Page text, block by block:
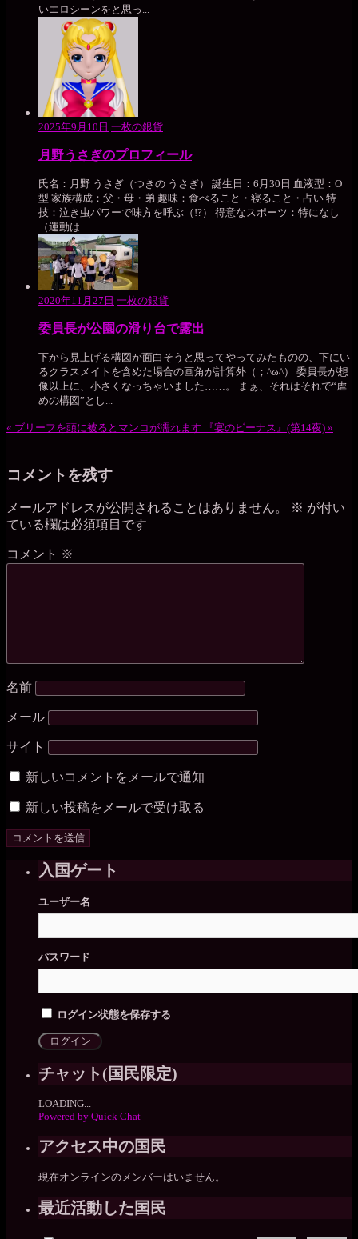
いエロシーンをと思っ...
2025年9月10日 一枚の銀貨
月野うさぎのプロフィール
氏名：月野 うさぎ（つきの うさぎ） 誕生日：6月30日 血液型：O
型 家族構成：父・母・弟 趣味：食べること・寝ること・占い 特
技：泣き虫パワーで味方を呼ぶ（!?） 得意なスポーツ：特になし
（運動は...
2020年11月27日 一枚の銀貨
委員長が公園の滑り台で露出
下から見上げる構図が面白そうと思ってやってみたものの、下にい
るクラスメイトを含めた場合の画角が計算外（；^ω^） 委員長が想
像以上に、小さくなっちゃいました……。 まぁ、それはそれで“虐
めの構図”とし...
« ブリーフを頭に被るとマンコが濡れます 『宴のビーナス』(第14夜) »
コメントを残す
メールアドレスが公開されることはありません。 ※ が付い
ている欄は必須項目です
コメント ※
名前
メール
サイト
新しいコメントをメールで通知
新しい投稿をメールで受け取る
入国ゲート
ユーザー名
パスワード
ログイン状態を保存する
チャット(国民限定)
LOADING...
Powered by Quick Chat
アクセス中の国民
現在オンラインのメンバーはいません。
最近活動した国民